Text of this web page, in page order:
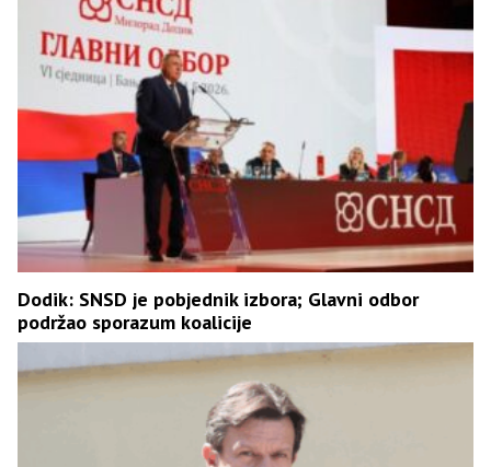
Dodik: SNSD je pobjednik izbora; Glavni odbor
podržao sporazum koalicije